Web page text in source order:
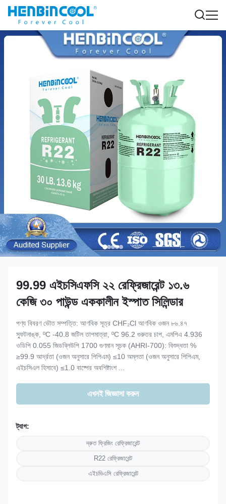
99.99 এইচসিএফসি ২২ রেফ্রিজারেন্ট ১৩.৬
কেজি ৩০ পাউন্ড এককালীন ইস্পাত সিলিন্ডার
পণ্য বিবরণ ভৌত সম্পত্তি: আণবিক সূত্র CHF₂Cl আণবিক ওজন ৮৬.৪৭
স্ফুটনাঙ্ক, ºC -40.8 জটিল তাপমাত্রা, ºC 96.2 গুরুতর চাপ, এমপিএ 4.936
ওডিপি 0.055 জিডব্লিউপি 1700 গুণমান সূচক (AHRI-700): বিশুদ্ধতা %
≥99.9 আর্দ্রতা (ওজন অনুসারে পিপিএম) ≤10 অম্লতা (ওজন অনুসারে পিপিএম,
এইচসিএল হিসাবে) ≤1.0 বাষ্পের অবশিষ্টাংশ ...
এখনই জিজ্ঞাসা করুন
ট্যাগ:
দ্রুত ফ্রিজিং রেফ্রিজারেন্ট
R22 রেফ্রিজারেন্ট
এইচভিএসি রেফ্রিজারেন্ট